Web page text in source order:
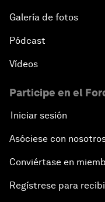
Galería de fotos
Pódcast
Vídeos
Participe en el
Iniciar sesión
Asóciese con
Conviértase en
Regístrese para